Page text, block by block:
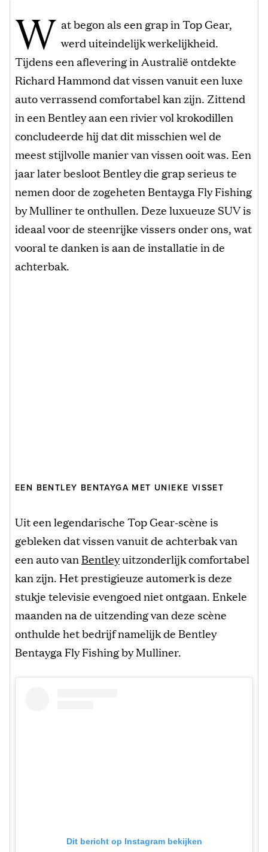
W at begon als een grap in Top Gear,
werd uiteindelijk werkelijkheid.
Tijdens een aflevering in Australië ontdekte
Richard Hammond dat vissen vanuit een luxe
auto verrassend comfortabel kan zijn. Zittend
in een Bentley aan een rivier vol krokodillen
concludeerde hij dat dit misschien wel de
meest stijlvolle manier van vissen ooit was. Een
jaar later besloot Bentley die grap serieus te
nemen door de zogeheten Bentayga Fly Fishing
by Mulliner te onthullen. Deze luxueuze SUV is
ideaal voor de steenrijke vissers onder ons, wat
vooral te danken is aan de installatie in de
achterbak.
EEN BENTLEY BENTAYGA MET UNIEKE VISSET
Uit een legendarische Top Gear-scène is
gebleken dat vissen vanuit de achterbak van
een auto van Bentleyuitzonderlijk comfortabel
kan zijn. Het prestigieuze automerk is deze
stukje televisie evengoed niet ontgaan. Enkele
maanden na de uitzending van deze scène
onthulde het bedrijf namelijk de Bentley
Bentayga Fly Fishing by Mulliner.
Dit bericht op Instagram bekijken